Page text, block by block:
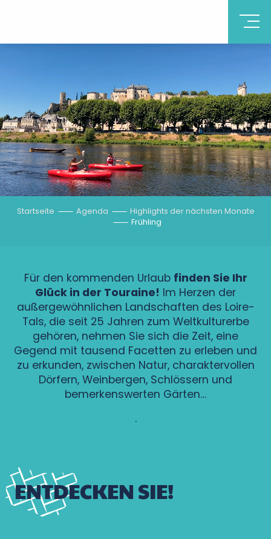
Startseite Agenda
Highlights der nächsten Monate
Frühling
FRÜHLING
Für den kommenden Urlaub finden Sie Ihr
Glück in der Touraine! Im Herzen der
außergewöhnlichen Landschaften des Loire-
Tals, die seit 25 Jahren zum Weltkulturerbe
gehören, nehmen Sie sich die Zeit, eine
Gegend mit tausend Facetten zu erleben und
zu erkunden, zwischen Natur, charaktervollen
Dörfern, Weinbergen, Schlössern und
bemerkenswerten Gärten…
.
ENTDECKEN SIE!